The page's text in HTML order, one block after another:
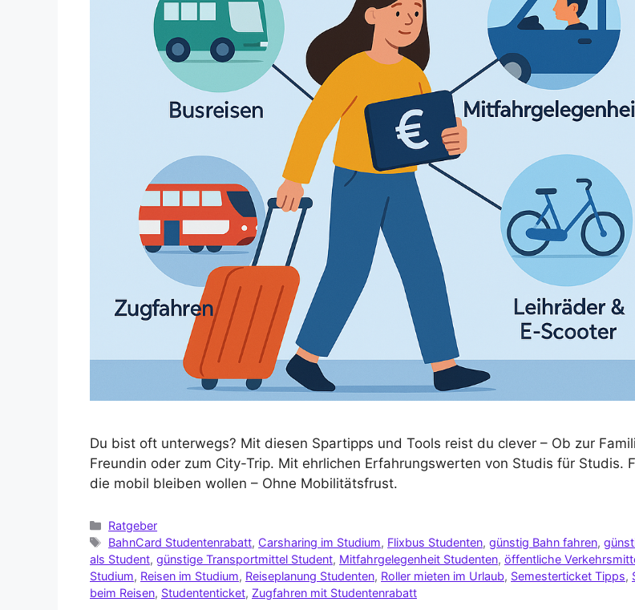
Du bist oft unterwegs? Mit diesen Spartipps und Tools reist du clever – Ob zur
Freundin oder zum City-Trip. Mit ehrlichen Erfahrungswerten von Studis für Studis.
die mobil bleiben wollen – Ohne Mobilitätsfrust.
Ratgeber
BahnCard Studentenrabatt, Carsharing im Studium, Flixbus Studenten,günstig Bahn fahren,
als Student, günstige Transportmittel Student, Mitfahrgelegenheit Studenten, öffentliche
Studium, Reisen im Studium, Reiseplanung Studenten, Roller mieten im Urlaub, Semesterticket Tipps,
beim Reisen, Studententicket, Zugfahren mit Studentenrabatt